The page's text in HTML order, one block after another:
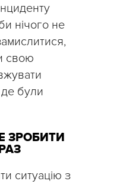
нічого не
свою
були
ЗРОБИТИ
ситуацію з